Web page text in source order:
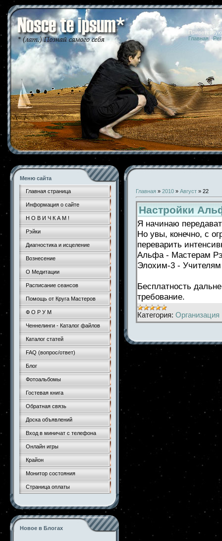
08.08.2026
Главная |
Меню сайта
Главная страница
Информация о сайте
Н О В И Ч К А М !
Рэйки
Диагностика и исцеление
Вознесение
О Медитации
Расписание сеансов
Помощь от Круга Мастеров
Ф О Р У М
Ченнелинги - Каталог файлов
Каталог статей
FAQ (вопрос/ответ)
Блог
Фотоальбомы
Гостевая книга
Обратная связь
Доска объявлений
Вход в миничат с телефона
Онлайн игры
Крайон
Монитор состояния
Страница оплаты
Новое в Блогах
Главная » 2010 » Август » 22
Настройки
Я начинаю
Но увы, конечно, с
переварить
Альфа - Мастерам
Элохим-3 -
Бесплатность
требование.
Категория: